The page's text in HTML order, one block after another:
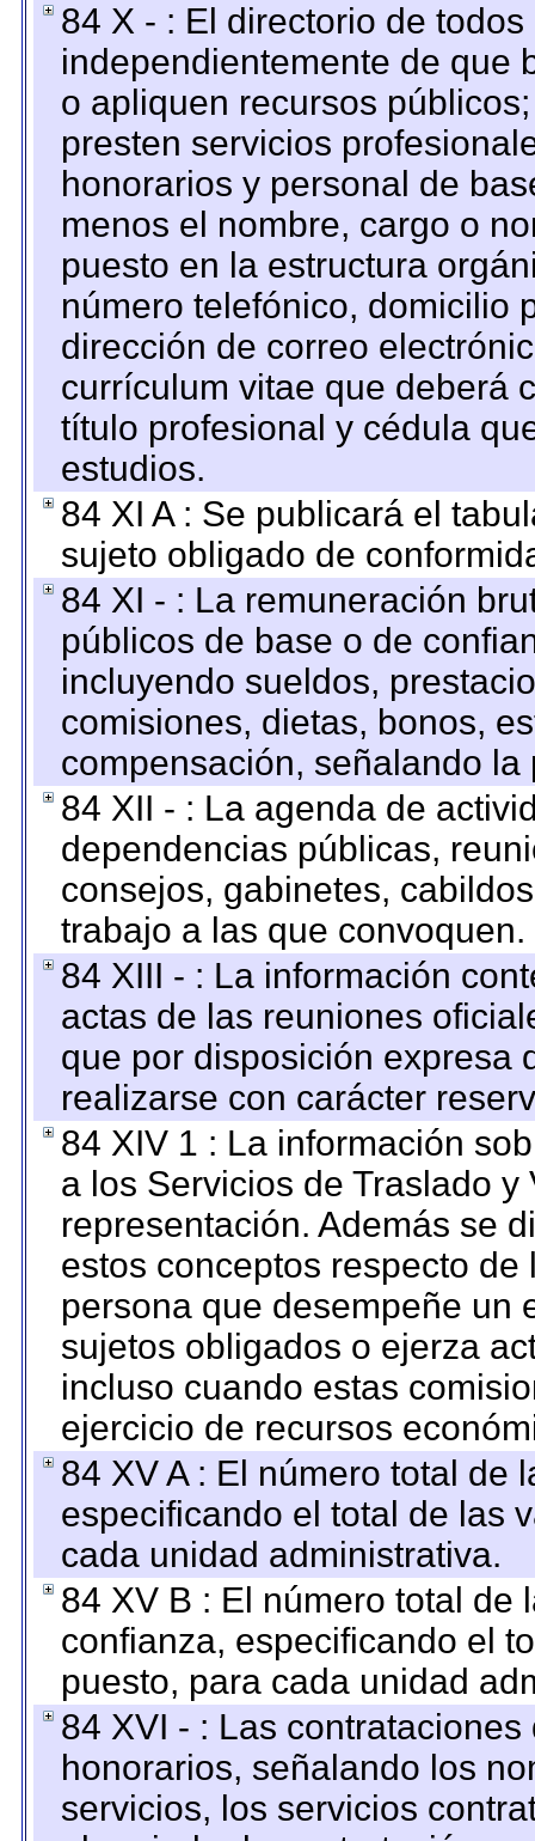
84 X - : El directorio de
independientemente de que
o apliquen recursos
presten servicios
honorarios y personal de
menos el nombre, cargo o
puesto en la estructura
número telefónico, domicilio
dirección de correo
currículum vitae que deberá
título profesional y cédula
estudios.
84 XI A : Se publicará el
sujeto obligado de
84 XI - : La remuneración
públicos de base o de
incluyendo sueldos,
comisiones, dietas, bonos,
compensación, señalando
84 XII - : La agenda de
dependencias públicas,
consejos, gabinetes,
trabajo a las que convoquen.
84 XIII - : La información
actas de las reuniones
que por disposición expresa
realizarse con carácter
84 XIV 1 : La información
a los Servicios de Traslado
representación. Además se
estos conceptos respecto
persona que desempeñe un
sujetos obligados o ejerza
incluso cuando estas
ejercicio de recursos
84 XV A : El número total de
especificando el total de las
cada unidad administrativa.
84 XV B : El número total de
confianza, especificando el
puesto, para cada unidad
84 XVI - : Las
honorarios, señalando los
servicios, los servicios